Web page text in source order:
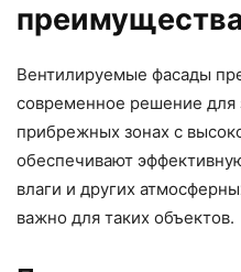
Вентилируемые фасады
современное решение
прибрежных зонах с
обеспечивают
влаги и других
важно для таких объектов.